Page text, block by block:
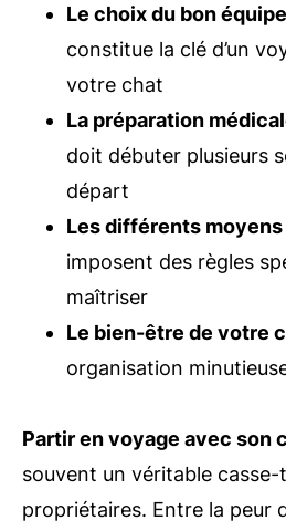
Le choix du bon
constitue la clé d’un
votre chat
La préparation
doit débuter plusieurs
départ
Les différents
imposent des règles
maîtriser
Le bien-être de votre
organisation
Partir en voyage avec son
souvent un véritable
propriétaires. Entre la peur